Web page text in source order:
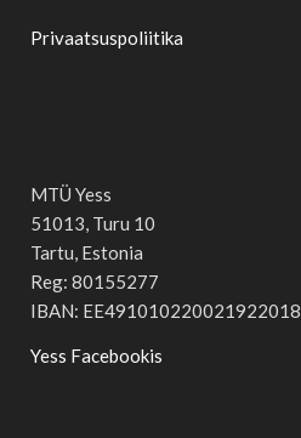
Privaatsuspoliitika
MTÜ Yess
51013, Turu 10
Tartu, Estonia
Reg: 80155277
IBAN: EE491010220021922018
Yess Facebookis